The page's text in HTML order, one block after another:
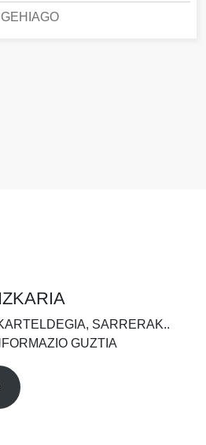
GEHIAGO
SARRERAK..
GUZTIA